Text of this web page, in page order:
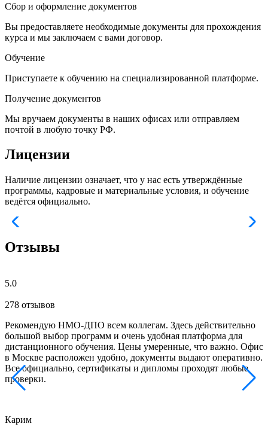
Сбор и оформление документов
Вы предоставляете необходимые документы для прохождения
курса и мы заключаем с вами договор.
Обучение
Приступаете к обучению на специализированной платформе.
Получение документов
Мы вручаем документы в наших офисах или отправляем
почтой в любую точку РФ.
Лицензии
Наличие лицензии означает, что у нас есть утверждённые
программы, кадровые и материальные условия, и обучение
ведётся официально.
Отзывы
5.0
278 отзывов
Рекомендую НМО-ДПО всем коллегам. Здесь действительно
большой выбор программ и очень удобная платформа для
дистанционного обучения. Цены умеренные, что важно. Офис
в Москве расположен удобно, документы выдают оперативно.
Все официально, сертификаты и дипломы проходят любые
проверки.
Карим